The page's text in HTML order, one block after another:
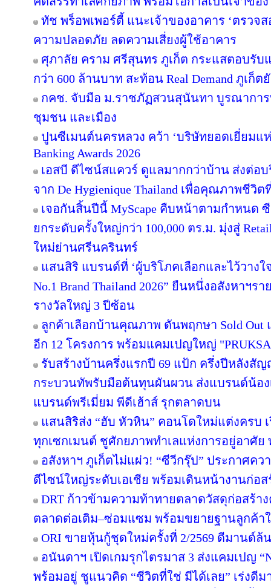
ทัช พร็อพเพอร์ตี้ แนะเจ้าของอาคาร ‘ตรวจ
ความปลอดภัย ลดความเสี่ยงผู้ใช้อาคาร
ศุภาลัย คราม ศรีสุนทร ภูเก็ต กระแสตอบรับ
กว่า 600 ล้านบาท สะท้อน Real Demand ภูเก็ต
กคช. จับมือ ม.ราชภัฏสวนสุนันทา บูรณากา
ชุมชน และเมือง
ปูนซีเมนต์นครหลวง คว้า ‘บริษัทยอดเยี่ยมแห่
Banking Awards 2026
เอสบี ดีไซน์สแควร์ ดูแลมากกว่าบ้าน ส่งต่อ
จาก De Hygienique Thailand เพื่อคุณภาพชี
เจอกันสิ้นปีนี้ MyScape คืบหน้าตามกำหนด
ยกระดับครั้งใหญ่กว่า 100,000 ตร.ม. มุ่งสู่
ใหม่ย่านศรีนครินทร์
แสนสิริ แบรนด์ที่ ‘ผู้บริโภคเลือกและไว้วางใ
No.1 Brand Thailand 2026” ยืนหนึ่งอสังหาฯร
รางวัลใหญ่ 3 ปีซ้อน
ลูกค้าเลือกบ้านคุณภาพ ดันพฤกษา Sold Out
อีก 12 โครงการ พร้อมแคมเปญใหญ่ "PRUKSA
รับสร้างบ้านครึ่งแรกปี 69 แป้ก ครึ่งปีหลัง
กระบวนทัพรับมือต้นทุนผันผวน ส่งแบรนด์น้อง
แบรนด์พรีเมี่ยม พีดีเฮ้าส์ รุกตลาดบน
แสนสิริส่ง “ฮับ หัวหิน” คอนโดใหม่แต่งครบ
ทุกเซกเมนต์ ชูศักยภาพทำเลแห่งการอยู่อาศั
อสังหาฯ ภูเก็ตไม่แผ่ว! “ซีวีกรุ๊ป” ประกาศคว
ดีไซน์ใหญ่ระดับเอเชีย พร้อมเดินหน้างานก่อส
DRT ก้าวข้ามความท้าทายตลาดวัสดุก่อสร้า
ตลาดต่อเติม–ซ่อมแซม พร้อมขยายฐานลูกค้
ORI ขายหุ้นกู้ชุดใหม่ครั้งที่ 2/2569 ดีมานด์ล้
อนันดาฯ เปิดเกมรุกไตรมาส 3 ส่งแคมเปญ
พร้อมอยู่ ชูแนวคิด “ชีวิตที่ใช่ มีได้เลย” เร่งดี